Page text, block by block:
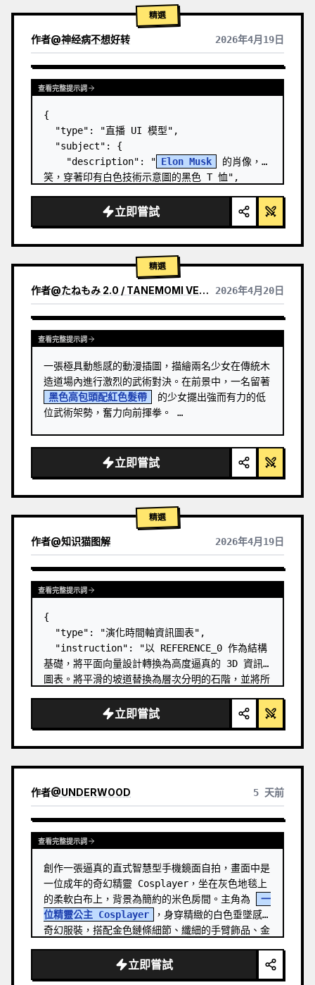
精選
作者@神经病不想好转 2026年4月19日
查看完整提示詞
{
  "type": "直播 UI 模型",
  "subject": {
    "description": "
Elon Musk
的肖像，微
笑，穿著印有白色技術示意圖的黑色 T 恤",
文字的螢幕，右側顯示紅色的 '{argument
name=\"r…
立即嘗試
精選
作者@たねもみ 2.0 / TANEMOMI VER2.0 2026年4月20日
查看完整提示詞
一張極具動態感的動漫插圖，描繪兩名少女在傳統木
黑色高包頭配紅色髮帶
的少女擺出強而有力的低
位武術架勢，奮力向前揮拳。 …
立即嘗試
精選
作者@知识猫图解 2026年4月19日
查看完整提示詞
{
  "type": "演化時間軸資訊圖表",
  "instruction": "以 REFERENCE_0 作為結構
基礎，將平面向量設計轉換為高度逼真的 3D 資訊
圖表。將平滑的坡道替換為層次分明的石階，並將所
  "style": {
    "background": "
復古紋理羊皮紙
",
立即嘗試
作者@UNDERWOOD 5 天前
查看完整提示詞
創作一張逼真的直式智慧型手機鏡面自拍，畫面中是
一位成年的奇幻精靈 Cosplayer，坐在灰色地毯上
的柔軟白布上，背景為簡約的米色房間。主角為
一
位精靈公主 Cosplayer
，身穿精緻的白色垂墜感
奇幻服裝，搭配金色鏈條細節、纖細的手臂飾品、金
立即嘗試